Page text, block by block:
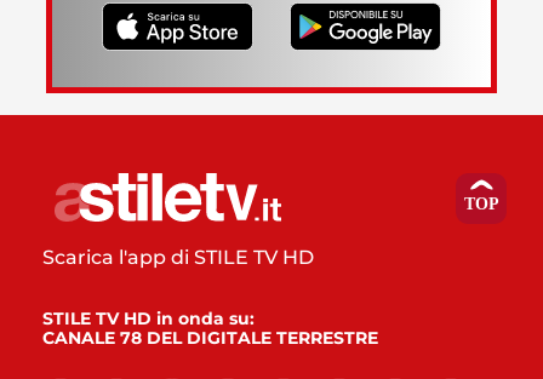
Scarica l'app di STILE TV HD
STILE TV HD in onda su:
CANALE 78 DEL DIGITALE TERRESTRE